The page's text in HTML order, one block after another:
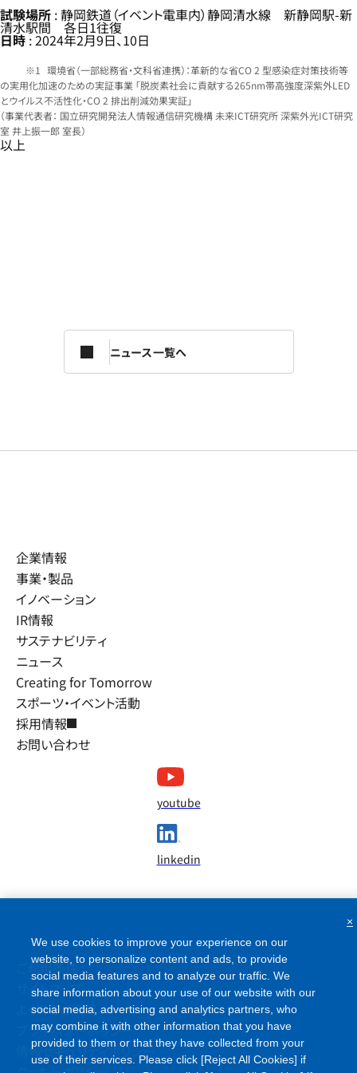
試験場所 : 静岡鉄道（イベント電車内）静岡清水線 新静岡駅-新
清水駅間 各日1往復
日時: 2024年2月9日、10日
環境省（一部総務省・文科省連携）：革新的な省CO 2 型感染症対策技術等
の実用化加速のための実証事業 「脱炭素社会に貢献する265nm帯高強度深紫外LED
とウイルス不活性化・CO 2 排出削減効果実証」
（事業代表者： 国立研究開発法人情報通信研究機構 未来ICT研究所 深紫外光ICT研究
室 井上振一郎 室長）
以上
ニュース一覧へ
企業情報
事業・製品
イノベーション
IR情報
サステナビリティ
ニュース
Creating for Tomorrow
スポーツ・イベント活動
採用情報
お問い合わせ
youtube
linkedin
ご利用条件
サイトマップ
よくあるご質問
プライバシーポリシー
情報セキュリティポリシー
We use cookies to improve your experience on our
website, to personalize content and ads, to provide
social media features and to analyze our traffic. We
share information about your use of our website with our
social media, advertising and analytics partners, who
may combine it with other information that you have
provided to them or that they have collected from your
use of their services. Please click [Reject All Cookies] if
×